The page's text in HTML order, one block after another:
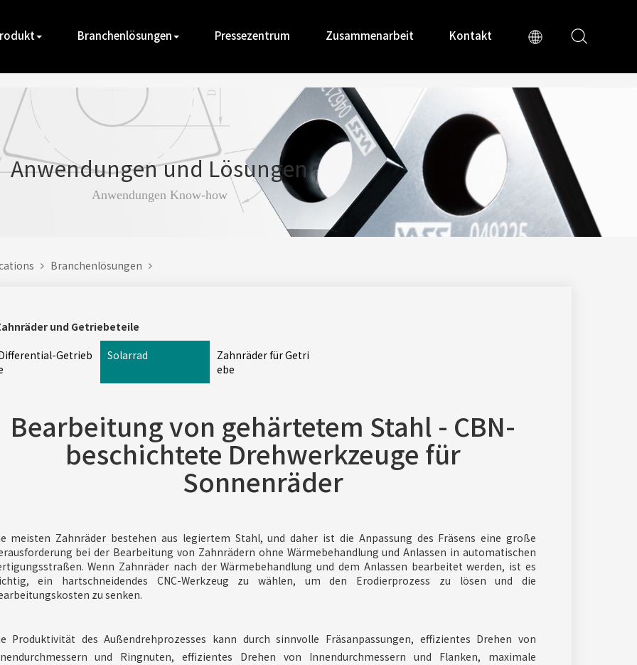
Branchenlösungen Pressezentrum Zusammenarbeit Kontakt
Anwendungen und Lösungen
Anwendungen Know-how
Branchenlösungen
und Getriebeteile
Getrieb
Solarrad
Zahnräder für Getri
ebe
Bearbeitung von gehärtetem Stahl - CBN-
beschichtete Drehwerkzeuge für
Sonnenräder
meisten Zahnräder bestehen aus legiertem Stahl, und daher ist die Anpassung des Fräsens eine große
bei der Bearbeitung von Zahnrädern ohne Wärmebehandlung und Anlassen in automatischen
Wenn Zahnräder nach der Wärmebehandlung und dem Anlassen bearbeitet werden, ist es
ein hartschneidendes CNC-Werkzeug zu wählen, um den Erodierprozess zu lösen und die
zu senken.
Produktivität des Außendrehprozesses kann durch sinnvolle Fräsanpassungen, effizientes Drehen von
und Ringnuten, effizientes Drehen von Innendurchmessern und Flanken, maximale